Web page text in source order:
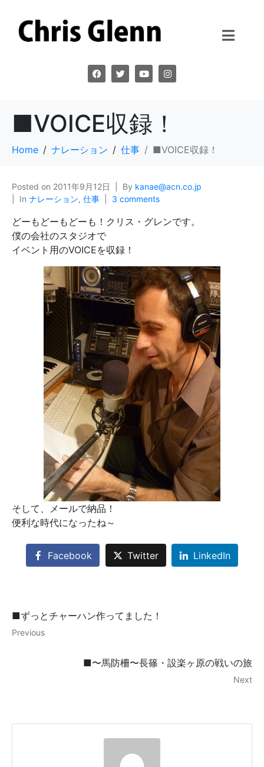
■VOICE収録！
Home ナレーション 仕事 ■VOICE収録！
Posted on 2011年9月12日 By kanae@acn.co.jp
In ナレーション, 仕事 3 comments
どーもどーもどーも！クリス・グレンです。
僕の会社のスタジオで
イベント用のVOICEを収録！
そして、メールで納品！
便利な時代になったね～
Facebook Twitter LinkedIn
■ずっとチャーハン作ってました！
Previous
■〜馬防柵〜長篠・設楽ヶ原の戦いの旅
Next